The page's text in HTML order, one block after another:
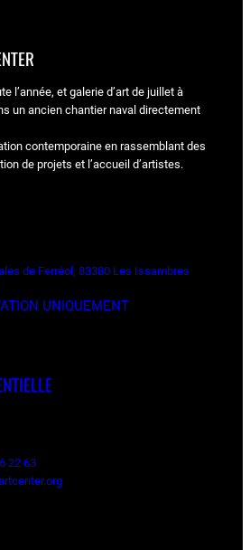
l’année, et galerie d’art de juillet à
un ancien chantier naval directement
contemporaine en rassemblant des
de projets et l’accueil d’artistes.
de Ferréol, 83380 Les Issambres
UNIQUEMENT
22 63